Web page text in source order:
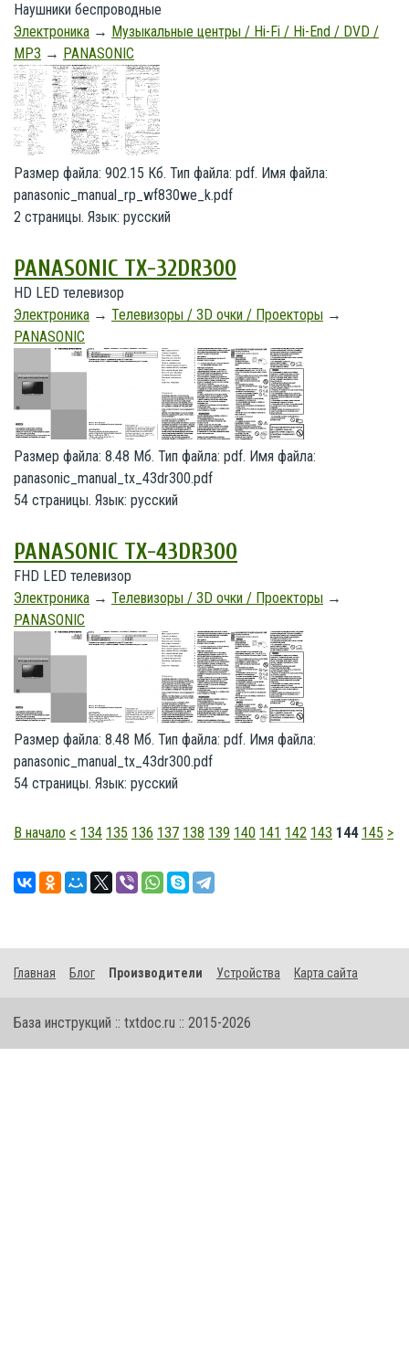
Наушники беспроводные
Электроника → Музыкальные центры / Hi-Fi / Hi-End / DVD /
MP3 → PANASONIC
Размер файла: 902.15 Кб. Тип файла: pdf. Имя файла:
panasonic_manual_rp_wf830we_k.pdf
2 страницы. Язык: русский
PANASONIC TX-32DR300
HD LED телевизор
Электроника → Телевизоры / 3D очки / Проекторы →
PANASONIC
Размер файла: 8.48 Мб. Тип файла: pdf. Имя файла:
panasonic_manual_tx_43dr300.pdf
54 страницы. Язык: русский
PANASONIC TX-43DR300
FHD LED телевизор
Электроника → Телевизоры / 3D очки / Проекторы →
PANASONIC
Размер файла: 8.48 Мб. Тип файла: pdf. Имя файла:
panasonic_manual_tx_43dr300.pdf
54 страницы. Язык: русский
В начало < 134 135 136 137 138 139 140 141 142 143 144 145 >
Главная Блог Производители Устройства Карта сайта
База инструкций :: txtdoc.ru :: 2015-2026